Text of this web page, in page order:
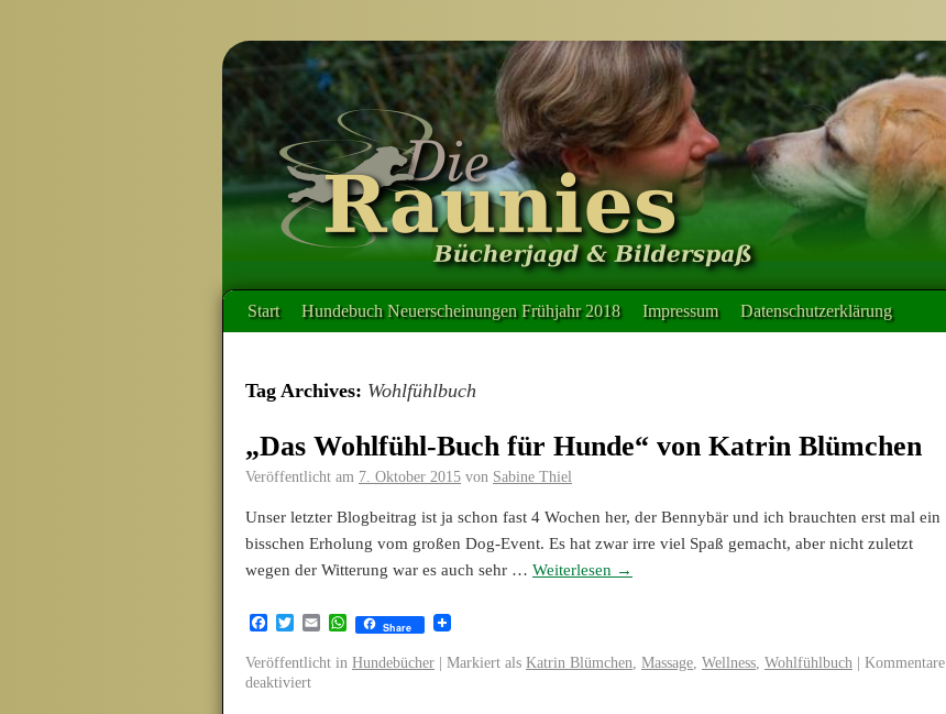
Start Hundebuch Neuerscheinungen Frühjahr 2018 Impressum Datenschutzerklärung
Tag Archives: Wohlfühlbuch
„Das Wohlfühl-Buch für Hunde“ von Katrin Blümchen
Veröffentlicht am 7. Oktober 2015 von Sabine Thiel
Unser letzter Blogbeitrag ist ja schon fast 4 Wochen her, der Bennybär und ich brauchten erst mal ein
bisschen Erholung vom großen Dog-Event. Es hat zwar irre viel Spaß gemacht, aber nicht zuletzt
wegen der Witterung war es auch sehr … Weiterlesen →
Facebook
TwitterEmailWhatsApp
Share
Veröffentlicht in Hundebücher Markiert als Katrin Blümchen, Massage, Wellness, Wohlfühlbuch
Kommentare
deaktiviert